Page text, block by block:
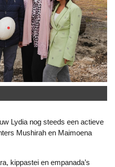
Mushirah en Maimoena